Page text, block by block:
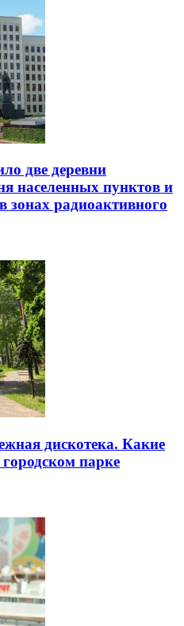
две деревни
населенных пунктов и
зонах радиоактивного
дискотека. Какие
парке